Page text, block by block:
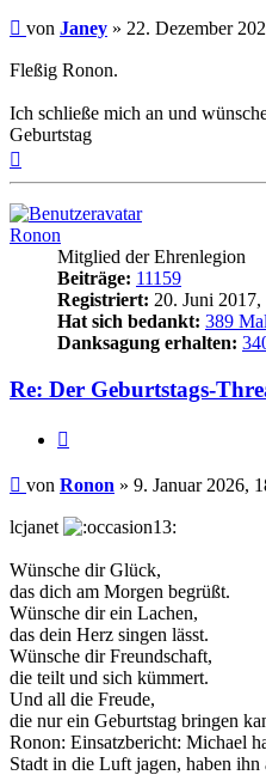
Beitrag
von Janey » 22. Dezember
Fleßig Ronon.
Ich schließe mich an und
Geburtstag
Ronon
Mitglied der Ehrenlegion
Beiträge: 11159
Registriert: 20. Juni 2017,
Hat sich bedankt: 389 Mal
Danksagung erhalten:
Re: Der Geburtstags-
Beitrag
von Ronon » 9. Januar 2026,
lcjanet
Wünsche dir Glück,
das dich am Morgen begrüßt.
Wünsche dir ein Lachen,
das dein Herz singen lässt.
Wünsche dir Freundschaft,
die teilt und sich kümmert.
Und all die Freude,
die nur ein Geburtstag bringen
Ronon: Einsatzbericht: Michael
Stadt in die Luft jagen, haben